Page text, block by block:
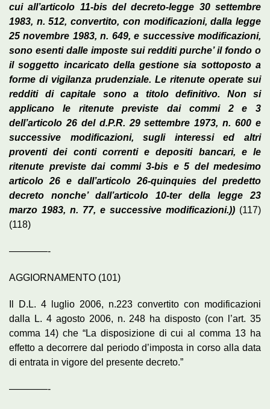
cui all’articolo 11-bis del decreto-legge 30 settembre
1983, n. 512, convertito, con modificazioni, dalla legge
25 novembre 1983, n. 649, e successive modificazioni,
sono esenti dalle imposte sui redditi purche’ il fondo o
il soggetto incaricato della gestione sia sottoposto a
forme di vigilanza prudenziale. Le ritenute operate sui
redditi di capitale sono a titolo definitivo. Non si
applicano le ritenute previste dai commi 2 e 3
dell’articolo 26 del d.P.R. 29 settembre 1973, n. 600 e
successive modificazioni, sugli interessi ed altri
proventi dei conti correnti e depositi bancari, e le
ritenute previste dai commi 3-bis e 5 del medesimo
articolo 26 e dall’articolo 26-quinquies del predetto
decreto nonche’ dall’articolo 10-ter della legge 23
marzo 1983, n. 77, e successive modificazioni.)) (117)
(118)
————-
AGGIORNAMENTO (101)
Il D.L. 4 luglio 2006, n.223 convertito con modificazioni
dalla L. 4 agosto 2006, n. 248 ha disposto (con l’art. 35
comma 14) che “La disposizione di cui al comma 13 ha
effetto a decorrere dal periodo d’imposta in corso alla data
di entrata in vigore del presente decreto.”
————-